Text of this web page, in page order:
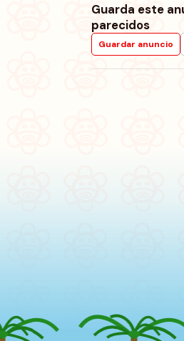
Guarda este
parecidos
Guardar anuncio